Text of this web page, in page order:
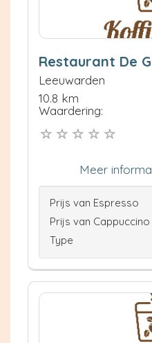
Restaurant De
Leeuwarden
10.8 km
Waardering:
Meer
Prijs van Espresso
Prijs van Cappuccino
Type